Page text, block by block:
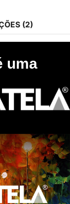
(2)
uma